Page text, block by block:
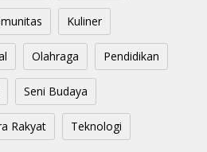
Kuliner
Olahraga Pendidikan
Seni Budaya
Rakyat Teknologi